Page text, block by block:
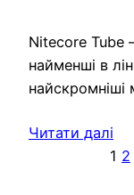
Nitecore Tube
найменші в
найскромніші
Читати далі
1 2